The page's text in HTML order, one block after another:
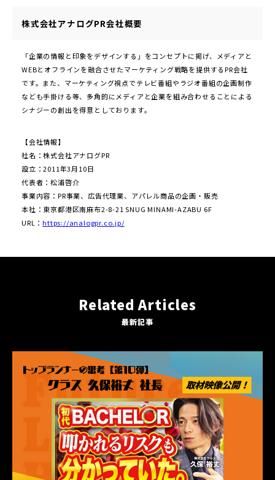
株式会社アナログPR会社概要
「企業の情報と印象をデザインする」をコンセプトに掲げ、メディアと
WEBとオフラインを融合させたマーケティング戦略を提供するPR会社
です。また、マーケティング視点でテレビ番組やラジオ番組の企画制作
なども⼿掛ける等、多⾓的にメディアと企業を組み合わせることによる
シナジーの創出を得意としております。
【会社情報】
社名：株式会社アナログPR
設⽴：2011年3⽉10⽇
代表者：松浦啓介
事業内容：PR事業、広告代理業、アパレル商品の企画・販売
本社：東京都港区南麻布2-8-21 SNUG MINAMI-AZABU 6F
URL：https://analogpr.co.jp/
Related Articles
最新記事